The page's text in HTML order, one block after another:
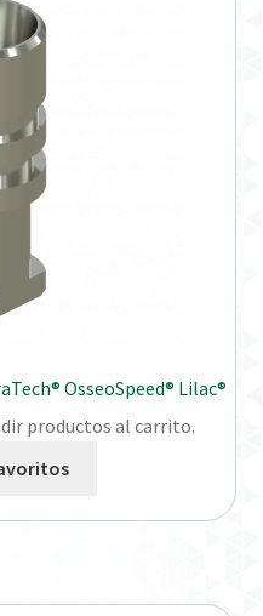
OsseoSpeed® Lilac®
productos al carrito.